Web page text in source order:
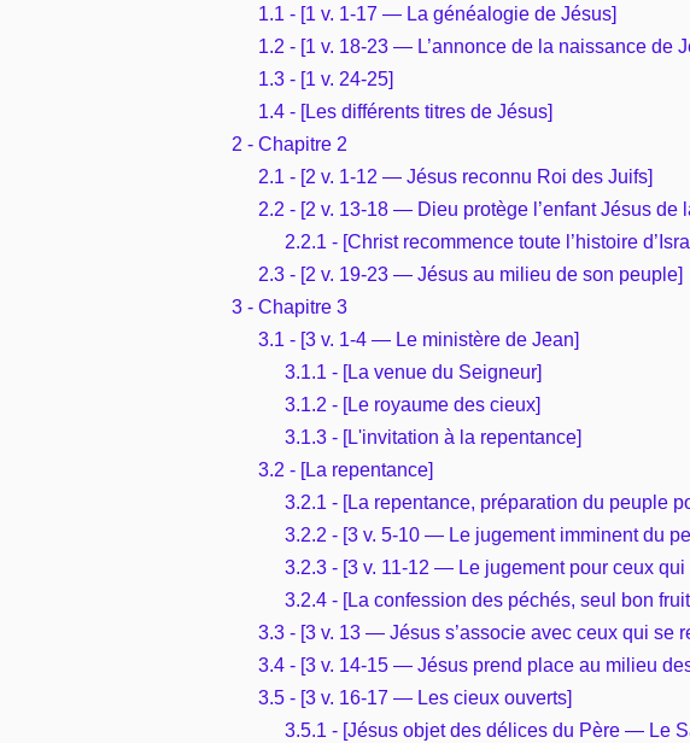
1.1 - [1 v. 1-17 — La généalogie de Jésus]
1.2 - [1 v. 18-23 — L’annonce de la naissance de
1.3 - [1 v. 24-25]
1.4 - [Les différents titres de Jésus]
2 - Chapitre 2
2.1 - [2 v. 1-12 — Jésus reconnu Roi des Juifs]
2.2 - [2 v. 13-18 — Dieu protège l’enfant Jésus de
2.2.1 - [Christ recommence toute l’histoire
2.3 - [2 v. 19-23 — Jésus au milieu de son peuple]
3 - Chapitre 3
3.1 - [3 v. 1-4 — Le ministère de Jean]
3.1.1 - [La venue du Seigneur]
3.1.2 - [Le royaume des cieux]
3.1.3 - [L'invitation à la repentance]
3.2 - [La repentance]
3.2.1 - [La repentance, préparation du peuple
3.2.2 - [3 v. 5-10 — Le jugement imminent du
3.2.3 - [3 v. 11-12 — Le jugement pour ceux qui
3.2.4 - [La confession des péchés, seul bon
3.3 - [3 v. 13 — Jésus s’associe avec ceux qui se
3.4 - [3 v. 14-15 — Jésus prend place au milieu
3.5 - [3 v. 16-17 — Les cieux ouverts]
3.5.1 - [Jésus objet des délices du Père — Le